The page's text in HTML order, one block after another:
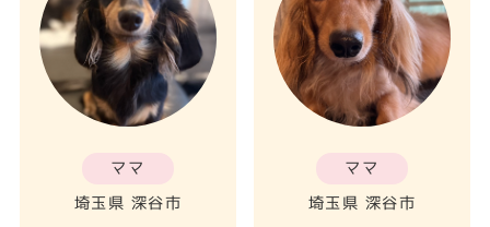
ママ
埼玉県 深谷市
ママ
埼玉県 深谷市